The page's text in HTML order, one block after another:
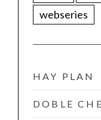
webseries
HAY PLAN
DOBLE